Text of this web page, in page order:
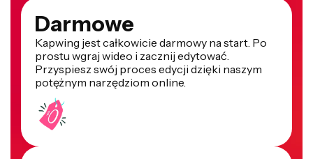
Darmowe
Kapwing jest całkowicie darmowy na start. Po
prostu wgraj wideo i zacznij edytować.
Przyspiesz swój proces edycji dzięki naszym
potężnym narzędziom online.